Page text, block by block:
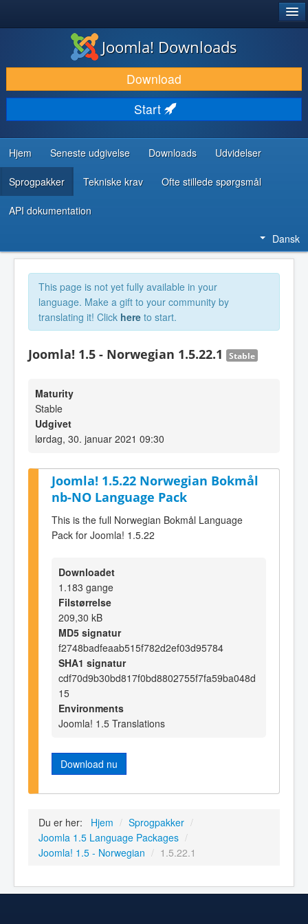
DOWNLOAD & UDVID
OPDAG & LÆR
FÆLLESSKABET & SUPPORT
UDVIKLERRESSOURCER
Joomla! Downloads
Download
Start
Hjem Seneste udgivelse Downloads Udvidelser
Sprogpakker Tekniske krav Ofte stillede spørgsmål
API dokumentation
Dansk
This page is not yet fully available in your
language. Make a gift to your community by
translating it! Click here to start.
Joomla! 1.5 - Norwegian 1.5.22.1 Stable
Maturity
Stable
Udgivet
lørdag, 30. januar 2021 09:30
Joomla! 1.5.22 Norwegian Bokmål
nb-NO Language Pack
This is the full Norwegian Bokmål Language
Pack for Joomla! 1.5.22
Downloadet
1.183 gange
Filstørrelse
209,30 kB
MD5 signatur
f2748badfeaab515f782d2ef03d95784
SHA1 signatur
cdf70d9b30bd817f0bd8802755f7fa59ba048d
15
Environments
Joomla! 1.5 Translations
Download nu
Du er her: Hjem / Sprogpakker /
Joomla 1.5 Language Packages /
Joomla! 1.5 - Norwegian / 1.5.22.1